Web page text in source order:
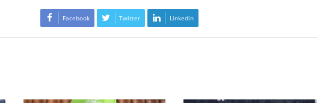
Facebook Twitter Linkedin